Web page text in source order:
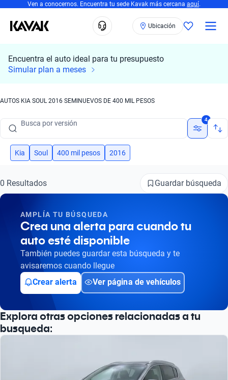
Ven a conocernos. Encuentra tu sede Kavak más cercana aquí.
Ubicación
Encuentra el auto ideal para tu presupuesto
Simular plan a meses
AUTOS KIA SOUL 2016 SEMINUEVOS DE 400 MIL PESOS
Busca por marca
Busca por año
Busca por marca
Busca por versión
Busca por año
4
Kia Soul 400 mil pesos 2016
0 Resultados Guardar búsqueda
AMPLÍA TU BÚSQUEDA
Crea una alerta para cuando tu
auto esté disponible
También puedes guardar esta búsqueda y te
avisaremos cuando llegue
Crear alerta
Ver página de vehículos
Explora otras opciones relacionadas a tu
busqueda: